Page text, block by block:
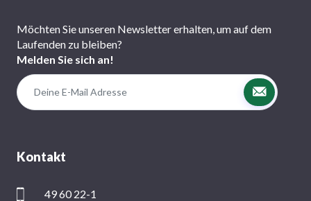
Möchten Sie unseren Newsletter erhalten, um auf dem
Laufenden zu bleiben?
Melden Sie sich an!
Kontakt
49 60 22-1